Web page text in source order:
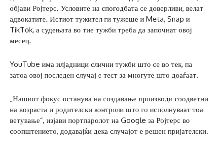
објави Ројтерс. Условите на спогодбата се доверливи, велат
адвокатите. Истиот тужител ги тужеше и Meta, Snap и
TikTok, а судењата во тие тужби треба да започнат овој
месец.
YouTube има илјадници слични тужби што се во тек, па
затоа овој последен случај е тест за многуте што доаѓаат.
„Нашиот фокус останува на создавање производи соодветни
на возраста и родителски контроли што го исполнуваат тоа
ветување“, изјави портпаролот на Google за Ројтерс во
соопштението, додавајќи дека случајот е решен пријателски.